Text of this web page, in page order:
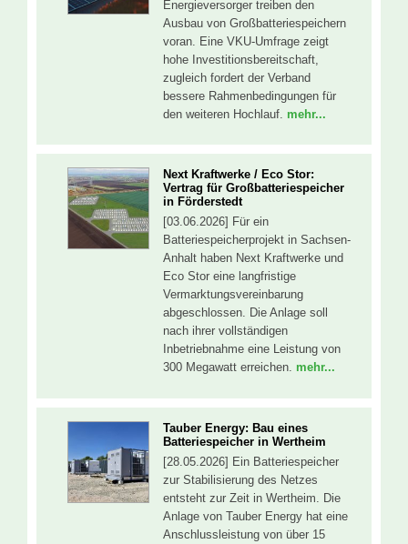
Energieversorger treiben den
Ausbau von Großbatteriespeichern
voran. Eine VKU-Umfrage zeigt
hohe Investitionsbereitschaft,
zugleich fordert der Verband
bessere Rahmenbedingungen für
den weiteren Hochlauf. mehr...
Next Kraftwerke / Eco Stor:
Vertrag für Großbatteriespeicher
in Förderstedt
[03.06.2026] Für ein
Batteriespeicherprojekt in Sachsen-
Anhalt haben Next Kraftwerke und
Eco Stor eine langfristige
Vermarktungsvereinbarung
abgeschlossen. Die Anlage soll
nach ihrer vollständigen
Inbetriebnahme eine Leistung von
300 Megawatt erreichen. mehr...
Tauber Energy: Bau eines
Batteriespeicher in Wertheim
[28.05.2026] Ein Batteriespeicher
zur Stabilisierung des Netzes
entsteht zur Zeit in Wertheim. Die
Anlage von Tauber Energy hat eine
Anschlussleistung von über 15